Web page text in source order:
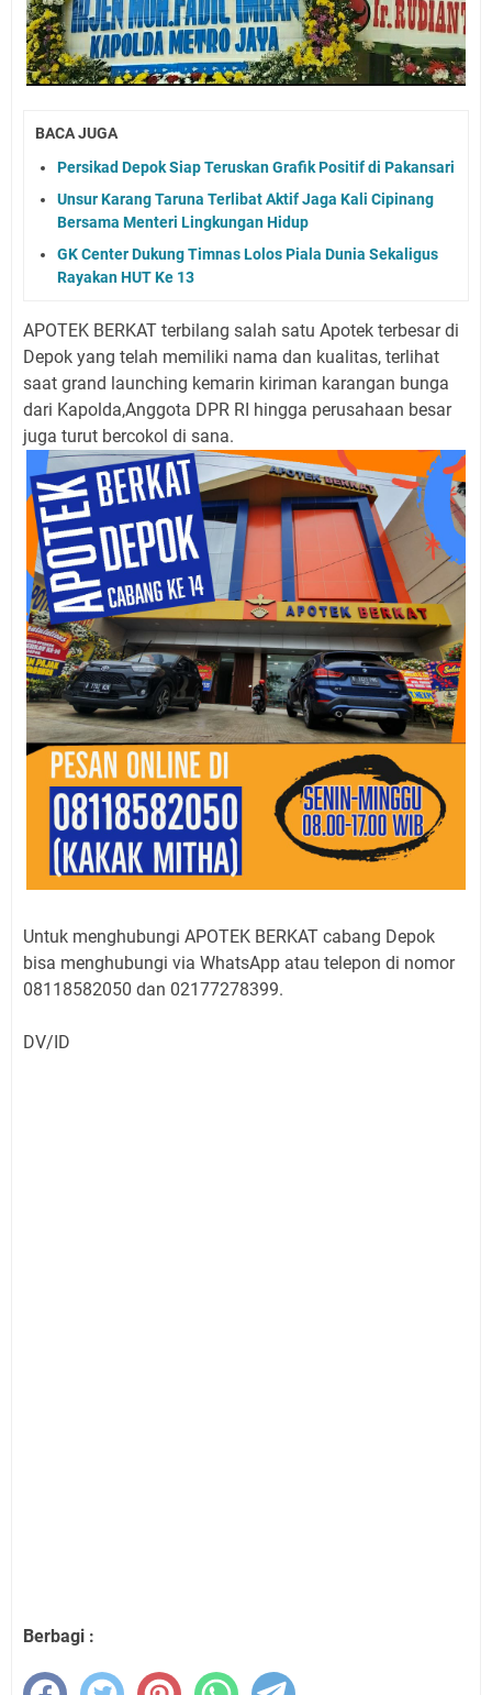
BACA JUGA
Persikad Depok Siap Teruskan Grafik Positif di Pakansari
Unsur Karang Taruna Terlibat Aktif Jaga Kali Cipinang
Bersama Menteri Lingkungan Hidup
GK Center Dukung Timnas Lolos Piala Dunia Sekaligus
Rayakan HUT Ke 13
APOTEK BERKAT terbilang salah satu Apotek terbesar di
Depok yang telah memiliki nama dan kualitas, terlihat
saat grand launching kemarin kiriman karangan bunga
dari Kapolda,Anggota DPR RI hingga perusahaan besar
juga turut bercokol di sana.
Untuk menghubungi APOTEK BERKAT cabang Depok
bisa menghubungi via WhatsApp atau telepon di nomor
08118582050 dan 02177278399.
DV/ID
Berbagi :